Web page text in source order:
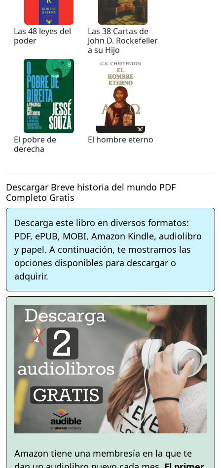
Las 48 leyes del
poder
Las 38 Cartas de
John D. Rockefeller
a su Hijo
El pobre de
derecha
El hombre eterno
Descargar Breve historia del mundo PDF
Completo Gratis
Descarga este libro en diversos formatos:
PDF, ePUB, MOBI, Amazon Kindle, audiolibro
y papel. A continuación, te mostramos las
opciones disponibles para descargar o
adquirir.
Amazon tiene una membresía en la que te